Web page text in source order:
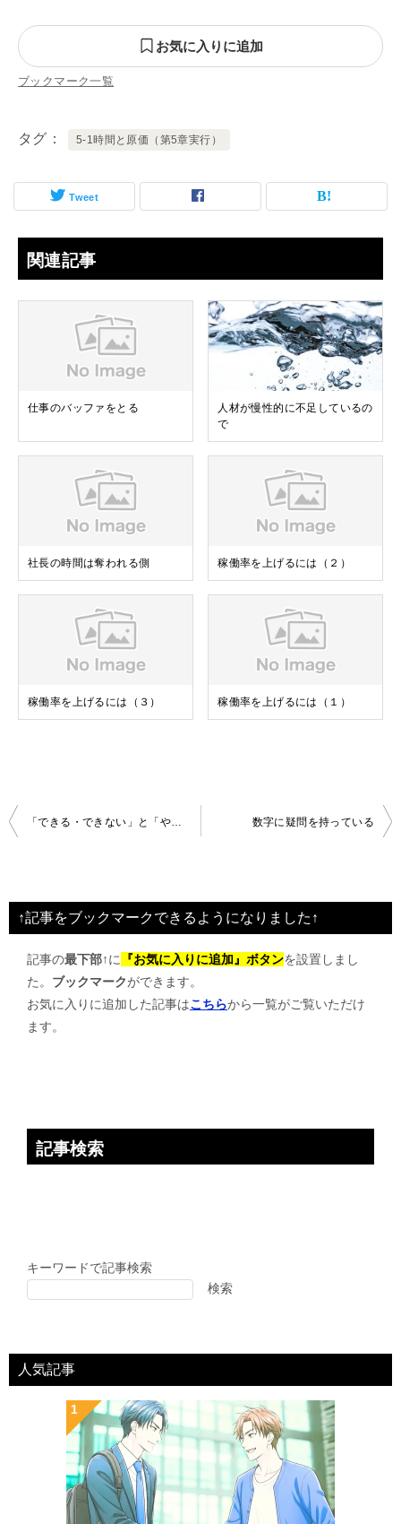
お気に入りに追加
ブックマーク一覧
タグ 5-1時間と原価（第5章実行）
Tweet
関連記事
仕事のバッファをとる
人材が慢性的に不足しているの
で
社長の時間は奪われる側 稼働率を上げるには（２）
稼働率を上げるには（３） 稼働率を上げるには（１）
投
ビ
ゲ
数字に疑問を持っている
↑記事をブックマークできるようになりました↑
記事の最下部↑に 『お気に入りに追加』ボタンを設置しまし
た。 ブックマークができます。
お気に入りに追加した記事はこちらから一覧がご覧いただけ
ます。
記事検索
キーワードで記事検索
検索
人気記事